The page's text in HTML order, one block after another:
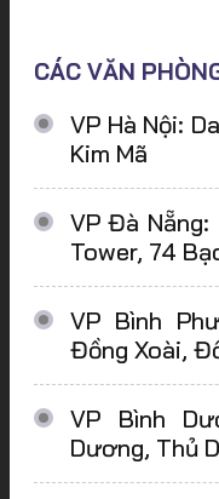
CÁC VĂN
VP Hà Nội:
Kim Mã
VP Đà
Tower, 74
VP Bình
Đồng Xoài,
VP Bình
Dương, Thủ